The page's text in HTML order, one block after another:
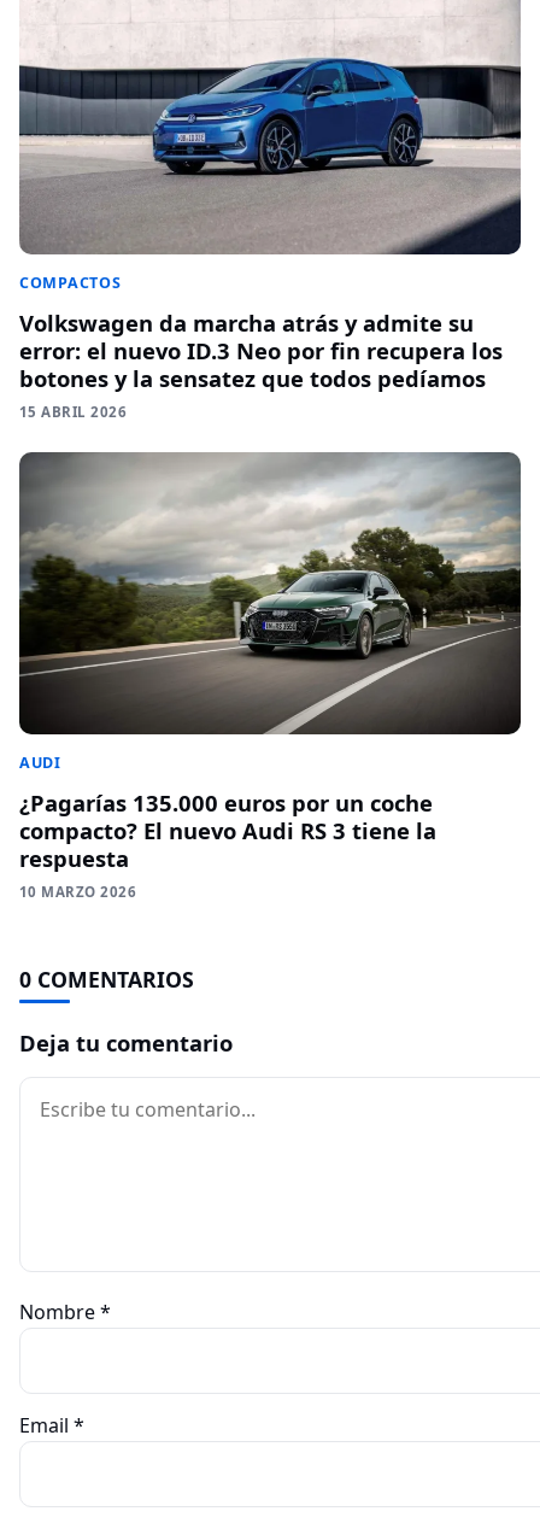
COMPACTOS
Volkswagen da marcha atrás y admite su
error: el nuevo ID.3 Neo por fin recupera los
botones y la sensatez que todos pedíamos
15 ABRIL 2026
AUDI
¿Pagarías 135.000 euros por un coche
compacto? El nuevo Audi RS 3 tiene la
respuesta
10 MARZO 2026
0 COMENTARIOS
Deja tu comentario
Comentario
Nombre*
Email *